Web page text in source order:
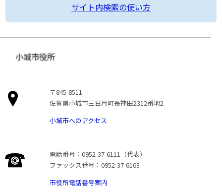
サイト内検索の使い方
小城市役所
〒845-8511
佐賀県小城市三日月町長神田2312番地2
小城市へのアクセス
電話番号：0952-37-6111（代表）
ファックス番号：0952-37-6163
市役所電話番号案内